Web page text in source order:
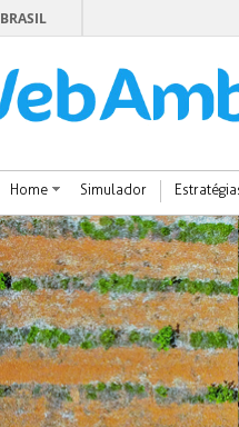
BRASIL
Home Simulador